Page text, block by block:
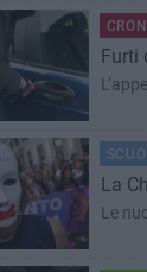
Furti
La
Le